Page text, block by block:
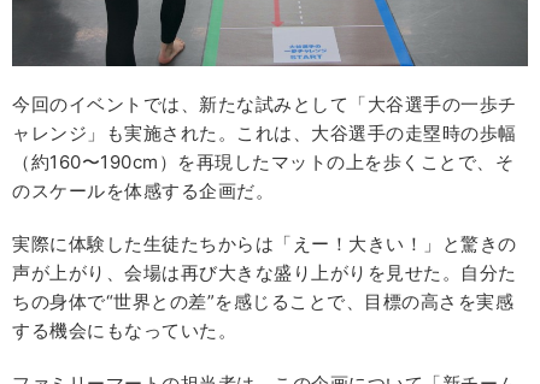
今回のイベントでは、新たな試みとして「大谷選手の一歩チ
ャレンジ」も実施された。これは、大谷選手の走塁時の歩幅
（約160〜190cm）を再現したマットの上を歩くことで、そ
のスケールを体感する企画だ。
実際に体験した生徒たちからは「えー！大きい！」と驚きの
声が上がり、会場は再び大きな盛り上がりを見せた。自分た
ちの身体で“世界との差”を感じることで、目標の高さを実感
する機会にもなっていた。